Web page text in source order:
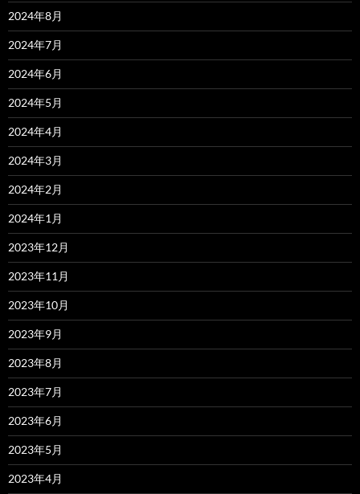
2024年8月
2024年7月
2024年6月
2024年5月
2024年4月
2024年3月
2024年2月
2024年1月
2023年12月
2023年11月
2023年10月
2023年9月
2023年8月
2023年7月
2023年6月
2023年5月
2023年4月